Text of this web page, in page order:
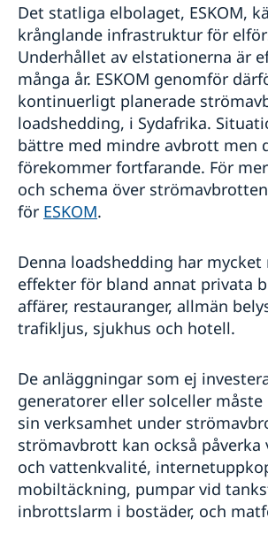
Det statliga elbolaget, ESKOM,
krånglande infrastruktur för
Underhållet av elstationerna är
många år. ESKOM genomför
kontinuerligt planerade
loadshedding, i Sydafrika.
bättre med mindre avbrott men
förekommer fortfarande. För
och schema över
för ESKOM.
Denna loadshedding har mycket
effekter för bland annat privata
affärer, restauranger, allmän
trafikljus, sjukhus och hotell.
De anläggningar som ej
generatorer eller solceller
sin verksamhet under
strömavbrott kan också
och vattenkvalité,
mobiltäckning, pumpar vid
inbrottslarm i bostäder, och